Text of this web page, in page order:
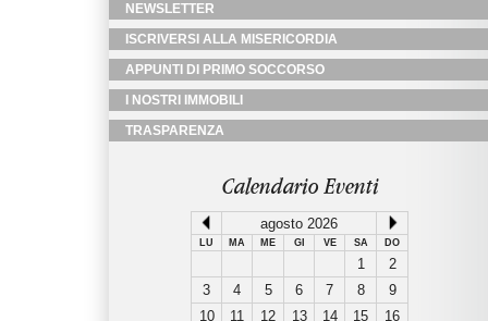
NEWSLETTER
ISCRIVERSI ALLA MISERICORDIA
APPUNTI DI PRIMO SOCCORSO
I NOSTRI IMMOBILI
TRASPARENZA
Calendario Eventi
agosto 2026
LU MA ME GI VE SA DO
1
2
3
4 5 6 7 8
9
10
11 12 13 14 15
16